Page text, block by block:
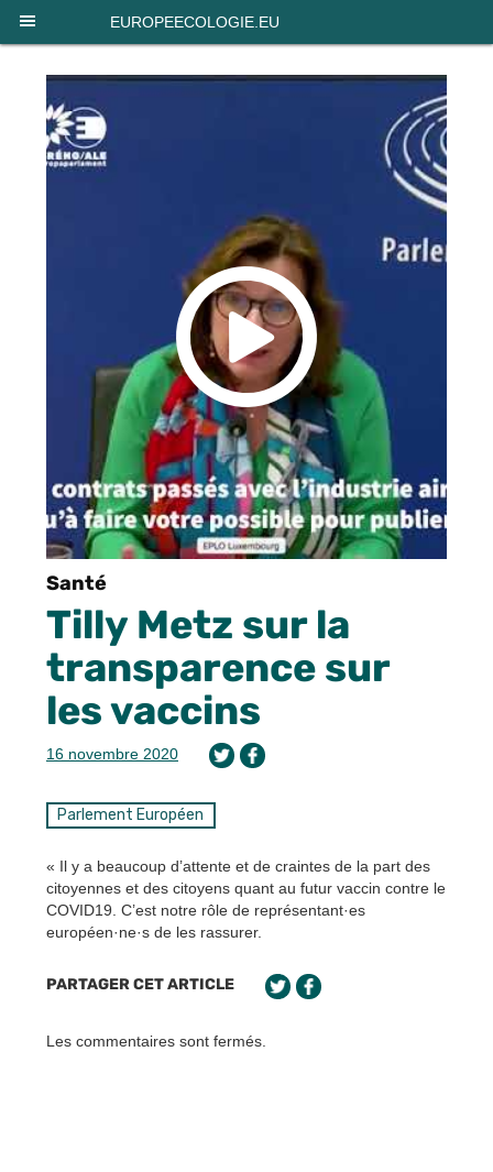
EUROPEECOLOGIE.EU
Santé
Tilly Metz sur la
transparence sur
les vaccins
16 novembre 2020
Parlement Européen
« Il y a beaucoup d’attente et de craintes de la part des
citoyennes et des citoyens quant au futur vaccin contre le
COVID19. C’est notre rôle de représentant·es
européen·ne·s de les rassurer.
PARTAGER CET ARTICLE
Les commentaires sont fermés.